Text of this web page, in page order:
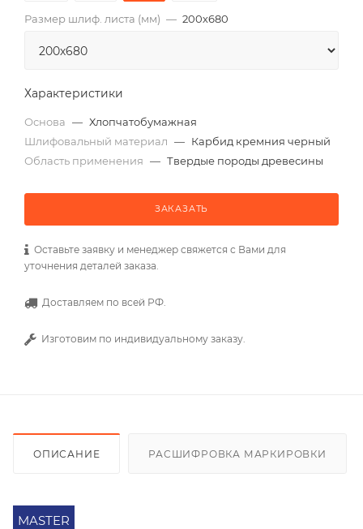
Размер шлиф. листа (мм) — 200х680
Характеристики
Основа — Хлопчатобумажная
Шлифовальный материал — Карбид кремния черный
Область применения — Твердые породы древесины
ЗАКАЗАТЬ
Оставьте заявку и менеджер свяжется с Вами для
уточнения деталей заказа.
Доставляем по всей РФ.
Изготовим по индивидуальному заказу.
ОПИСАНИЕ РАСШИФРОВКА МАРКИРОВКИ
MASTER